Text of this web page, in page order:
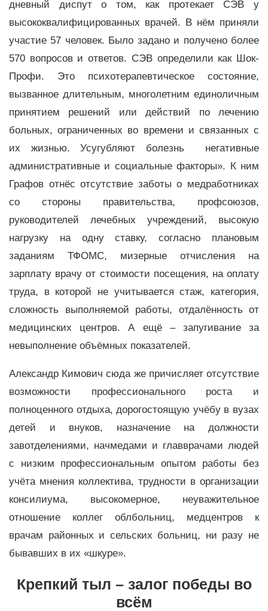
дневный диспут о том, как протекает СЭВ у
высококвалифицированных врачей. В нём приняли
участие 57 человек. Было задано и получено более
570 вопросов и ответов. СЭВ определили как Шок-
Профи. Это психотерапевтическое состояние,
вызванное длительным, многолетним единоличным
принятием решений или действий по лечению
больных, ограниченных во времени и связанных с
их жизнью. Усугубляют болезнь негативные
административные и социальные факторы». К ним
Графов отнёс отсутствие заботы о медработниках
со стороны правительства, профсоюзов,
руководителей лечебных учреждений, высокую
нагрузку на одну ставку, согласно плановым
заданиям ТФОМС, мизерные отчисления на
зарплату врачу от стоимости посещения, на оплату
труда, в которой не учитывается стаж, категория,
сложность выполняемой работы, отдалённость от
медицинских центров. А ещё – запугивание за
невыполнение объёмных показателей.
Александр Кимович сюда же причисляет отсутствие
возможности профессионального роста и
полноценного отдыха, дорогостоящую учёбу в вузах
детей и внуков, назначение на должности
завотделениями, начмедами и главврачами людей
с низким профессиональным опытом работы без
учёта мнения коллектива, трудности в организации
консилиума, высокомерное, неуважительное
отношение коллег облбольниц, медцентров к
врачам районных и сельских больниц, ни разу не
бывавших в их «шкуре».
Крепкий тыл – залог победы во
всём